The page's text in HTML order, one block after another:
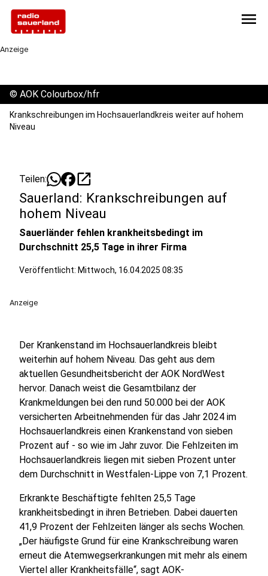
menu
Anzeige
© AOK Colourbox/hfr
Krankschreibungen im Hochsauerlandkreis weiter auf hohem
Niveau
Teilen: open_in_new
Sauerland: Krankschreibungen auf
hohem Niveau
Sauerländer fehlen krankheitsbedingt im
Durchschnitt 25,5 Tage in ihrer Firma
Veröffentlicht: Mittwoch, 16.04.2025 08:35
Anzeige
Der Krankenstand im Hochsauerlandkreis bleibt
weiterhin auf hohem Niveau. Das geht aus dem
aktuellen Gesundheitsbericht der AOK NordWest
hervor. Danach weist die Gesamtbilanz der
Krankmeldungen bei den rund 50.000 bei der AOK
versicherten Arbeitnehmenden für das Jahr 2024 im
Hochsauerlandkreis einen Krankenstand von sieben
Prozent auf - so wie im Jahr zuvor. Die Fehlzeiten im
Hochsauerlandkreis liegen mit sieben Prozent unter
dem Durchschnitt in Westfalen-Lippe von 7,1 Prozent.
Erkrankte Beschäftigte fehlten 25,5 Tage
krankheitsbedingt in ihren Betrieben. Dabei dauerten
41,9 Prozent der Fehlzeiten länger als sechs Wochen.
„Der häufigste Grund für eine Krankschreibung waren
erneut die Atemwegserkrankungen mit mehr als einem
Viertel aller Krankheitsfälle“, sagt AOK-